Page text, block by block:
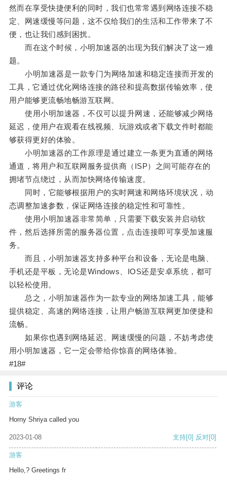
然而在享受快捷便利的同时，我们也常常遇到网络连接不稳
定、网速缓慢等问题，这不仅给我们的生活和工作带来了不
便，也让我们感到困扰。
而在这个时候，小明加速器的出现为我们解决了这一难
题。
小明加速器是一款专门为网络加速和稳定连接而开发的
工具，它通过优化网络连接的路径和提高数据传输效率，使
用户能够更流畅地畅游互联网。
使用小明加速器，不仅可以提升网速，还能够减少网络
延迟，使用户在观看在线视频、玩游戏或者下载文件时都能
够获得更好的体验。
小明加速器的工作原理是通过建立一条更为直通的网络
通道，将用户和互联网服务提供商（ISP）之间可能存在的
拥堵节点绕过，从而加快网络传输速度。
同时，它能够根据用户的实时网速和网络环境状况，动
态调整加速参数，保证网络连接的稳定性和可靠性。
使用小明加速器非常简单，只需要下载安装并启动软
件，然后选择所需的服务器位置，点击连接即可享受加速服
务。
而且，小明加速器支持多种平台和设备，无论是电脑、
手机还是平板，无论是Windows、IOS还是安卓系统，都可
以轻松使用。
总之，小明加速器作为一款专业的网络加速工具，能够
提供稳定、高速的网络连接，让用户畅游互联网更加便捷和
流畅。
如果你也遇到网络延迟、网速缓慢的问题，不妨考虑使
用小明加速器，它一定会带给你惊喜的网络体验。
#18#
评论
游客
Horny Shriya called you
2023-01-08 支持[0] 反对[0]
游客
Hello,? Greetings fr